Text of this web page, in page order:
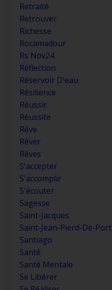
Retraité
Retrouver
Richesse
Rocamadour
Rs Nov24
Réflection
Réservoir D'eau
Résilience
Réussir
Réussite
Rêve
Rêver
Rêves
S'accepter
S'accomplir
S'écouter
Sagesse
Saint-Jacques
Saint-Jean-Pierd-De-Port
Santiago
Santé
Santé Mentale
Se Libérer